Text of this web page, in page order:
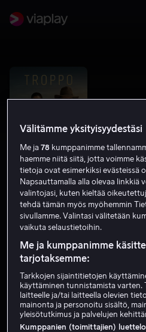
Troppo
Tilaa
Rikollisen menneisyyden
Rikollisen menneisyyden
Välitämme yksityisyydestäsi
Me ja78 kumppanimme
haemme niitä siitä, jotta voimme
tietoja ovat esimerkiksi evästeissä
Napsauttamalla alla olevaa linkkiä
valintojasi, kuten kieltää
tehdä tämän myös myöhemmin
sivullamme. Valintasi välitetään
vaikuta selaustietoihin.
Me ja kumppanimme
tarjotaksemme:
Tarkkojen sijaintitietojen
käyttäminen tunnistamista varten.
laitteelle ja/tai laitteella olevien
mainonta ja personoitu sisältö,
yleisötutkimus ja palvelujen
Kumppanien (toimittajien) luettelo